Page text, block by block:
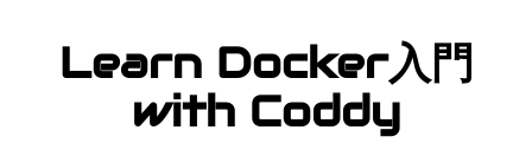
Learn Docker入門
with Coddy